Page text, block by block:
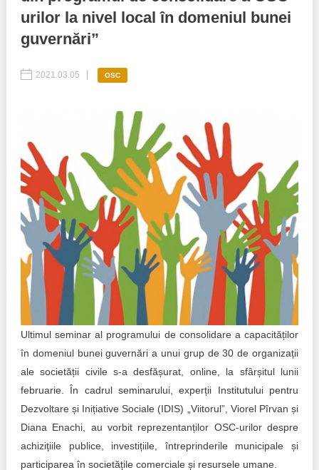
Manual de proceduri
Note & poziții​
Organigrama IDIS
Anunțuri
Consiliul consulativ internațional IDIS
Politici regionale
Transparența guvernării locale
People Watch
Proces democratic
Agenda Națională de Business
Puterea hibridă
15 minute de realism economic
Trend Hunter
Buletin EU-STRAT
Aplică la BUNELE PRACTICI
Cele mai bune și cele mai proaste politici locale din
Moldova
urilor la nivel local în domeniul bunei
guvernări”
2021.03.05 OSC
Ultimul seminar al programului de consolidare a capacităților
în domeniul bunei guvernări a unui grup de 30 de organizații
ale societății civile s-a desfășurat, online, la sfârșitul lunii
februarie. În cadrul seminarului, experții Institutului pentru
Dezvoltare și Inițiative Sociale (IDIS) „Viitorul”, Viorel Pîrvan și
Diana Enachi, au vorbit reprezentanților OSC-urilor despre
achizițiile publice, investițiile, întreprinderile municipale și
participarea în societățile comerciale și resursele umane.